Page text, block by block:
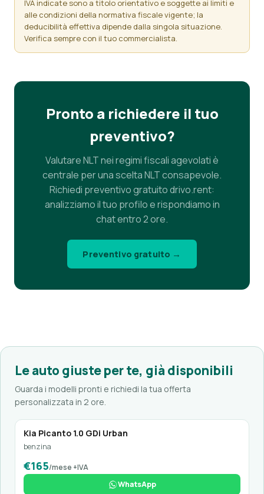
IVA indicate sono a titolo orientativo e soggette ai limiti e
alle condizioni della normativa fiscale vigente; la
deducibilità effettiva dipende dalla singola situazione.
Verifica sempre con il tuo commercialista.
Pronto a richiedere il tuo
preventivo?
Valutare NLT nei regimi fiscali agevolati è
centrale per una scelta NLT consapevole.
Richiedi preventivo gratuito drivo.rent:
analizziamo il tuo profilo e rispondiamo in
chat entro 2 ore.
Preventivo gratuito →
Le auto giuste per te, già disponibili
Guarda i modelli pronti e richiedi la tua offerta
personalizzata in 2 ore.
Kia Picanto 1.0 GDi Urban
benzina
€165/mese +IVA
WhatsApp